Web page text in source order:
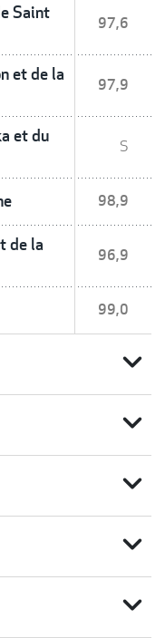
Saint
97,6
et de la
97,9
et du
S
98,9
de la
96,9
99,0
expand_more
expand_more
expand_more
expand_more
expand_more